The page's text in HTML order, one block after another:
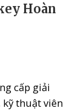
Hoàn
cấp giải
thuật viên